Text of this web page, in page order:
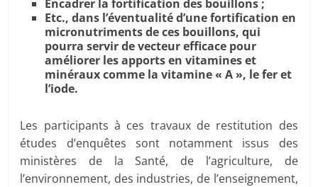
Encadrer la fortification des bouillons ;
Etc., dans l’éventualité d’une fortification en
micronutriments de ces bouillons, qui
pourra servir de vecteur efficace pour
améliorer les apports en vitamines et
minéraux comme la vitamine « A », le fer et
l’iode.
Les participants à ces travaux de restitution des
études d’enquêtes sont notamment issus des
ministères de la Santé, de l’agriculture, de
l’environnement, des industries, de l’enseignement,